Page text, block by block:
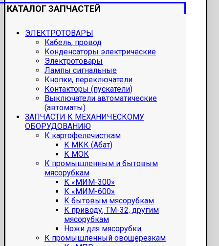
КАТАЛОГ ЗАПЧАСТЕЙ
ЭЛЕКТРОТОВАРЫ
Кабель, провод
Конденсаторы электрические
Электротовары
Лампы сигнальные
Кнопки, переключатели
Контакторы (пускатели)
Выключатели автоматические
(автоматы)
ЗАПЧАСТИ К МЕХАНИЧЕСКОМУ
ОБОРУДОВАНИЮ
К картофелечисткам
К МКК (Абат)
К МОК
К промышленным и бытовым
мясорубкам
К «МИМ-300»
К «МИМ-600»
К бытовым мясорубкам
К приводу, ТМ-32, другим
мясорубкам
Ножи для мясорубки
К промышленный овощерезкам